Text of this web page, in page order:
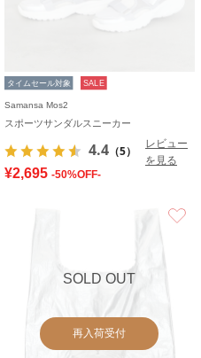
タイムセール対象 SALE
Samansa Mos2
スポーツサンダルスニーカー
4.4 （5）
レビュー
を見る
¥2,695 -50%OFF-
SOLD OUT
再入荷受付